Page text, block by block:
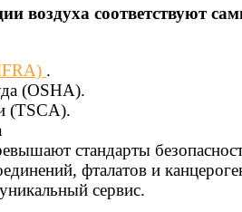
воздуха соответствуют
.
(OSHA).
(TSCA).
стандарты
фталатов и
сервис.